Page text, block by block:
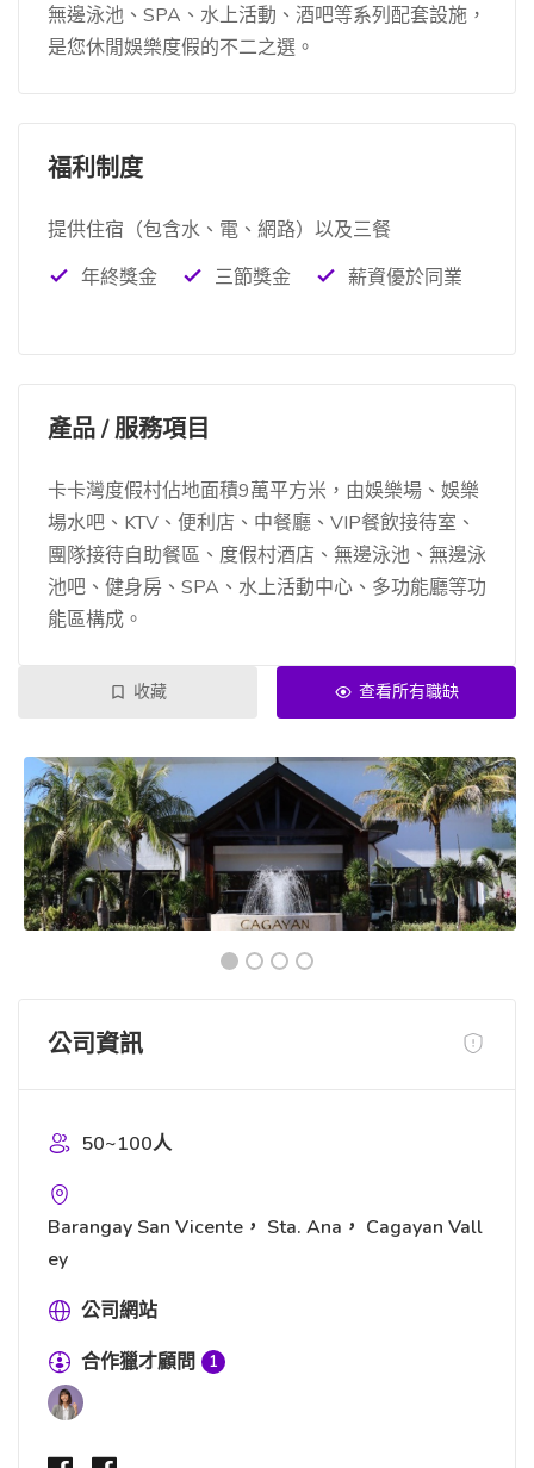
無邊泳池、SPA、水上活動、酒吧等系列配套設施，
是您休閒娛樂度假的不二之選。
福利制度
提供住宿（包含水、電、網路）以及三餐
年終獎金
三節獎金 薪資優於同業
產品 / 服務項目
卡卡灣度假村佔地面積9萬平方米，由娛樂場、娛樂
場水吧、KTV、便利店、中餐廳、VIP餐飲接待室、
團隊接待自助餐區、度假村酒店、無邊泳池、無邊泳
池吧、健身房、SPA、水上活動中心、多功能廳等功
能區構成。
收藏 查看所有職缺
公司資訊
50~100人
Barangay San Vicente， Sta. Ana， Cagayan Vall
ey
公司網站
合作獵才顧問
1